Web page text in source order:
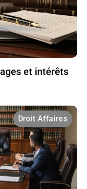
et intérêts
Droit Affaires